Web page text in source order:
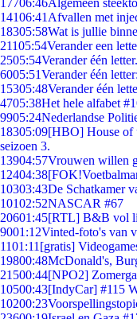
17706:46Algemeen
14106:41 Afvallen met
18305:58Wat is jullie
21105:54Verander een
2505:54Verander één
6005:51Verander één
15305:48Verander één
4705:38Het hele alfabet
9905:24Nederlandse
18305:09[HBO] House of
seizoen 3.
13904:57Vrouwen willen
12404:38
10303:43De Schatkamer
10102:52NASCAR #67
20601:45[RTL] B&B vol
9001:12Vinted-foto's van
1101:11 [gratis]
19800:48McDonald's,
21500:44[NPO2]
10500:43[IndyCar] #115
10200:23